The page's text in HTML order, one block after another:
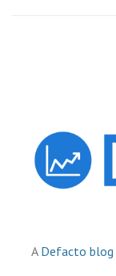
A Defacto blog